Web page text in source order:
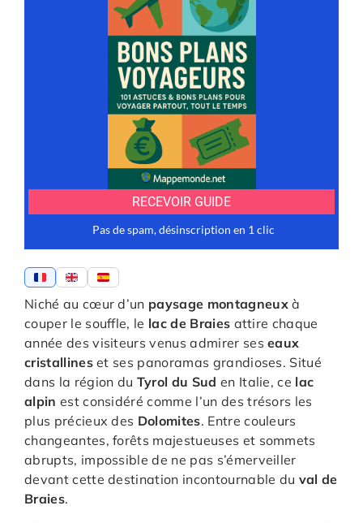
Niché au cœur d’un paysage montagneuxà
couper le souffle, le lac de Braies attire chaque
année des visiteurs venus admirer seseaux
cristallineset ses panoramas grandioses. Situé
dans la région du Tyrol du Sud en Italie, ce lac
alpin est considéré comme l’un des trésors les
plus précieux des Dolomites. Entre couleurs
changeantes, forêts majestueuses et sommets
abrupts, impossible de ne pas s’émerveiller
devant cette destination incontournable du val de
Braies.